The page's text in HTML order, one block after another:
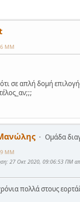
ΜΜ
σε απλή δομή
Ομάδα
ΜΜ
: 27 Οκτ 2020, 09:06:53 ΠΜ
πολλά στους